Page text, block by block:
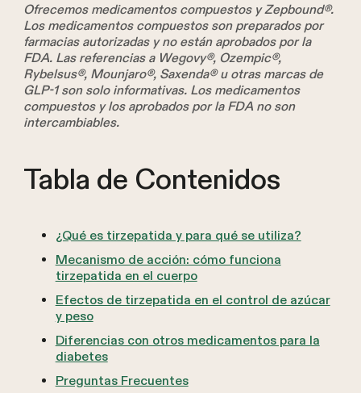
Ofrecemos medicamentos compuestos y Zepbound®.
Los medicamentos compuestos son preparados por
farmacias autorizadas y no están aprobados por la
FDA. Las referencias a Wegovy®, Ozempic®,
Rybelsus®, Mounjaro®, Saxenda® u otras marcas de
GLP-1 son solo informativas. Los medicamentos
compuestos y los aprobados por la FDA no son
intercambiables.
Tabla de Contenidos
¿Qué es tirzepatida y para qué se utiliza?
Mecanismo de acción: cómo funciona
tirzepatida en el cuerpo
Efectos de tirzepatida en el control de azúcar
y peso
Diferencias con otros medicamentos para la
diabetes
Preguntas Frecuentes